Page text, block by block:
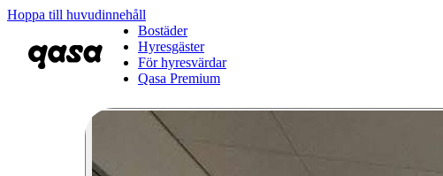
Hoppa till huvudinnehåll
Bostäder
Hyresgäster
För hyresvärdar
Qasa Premium